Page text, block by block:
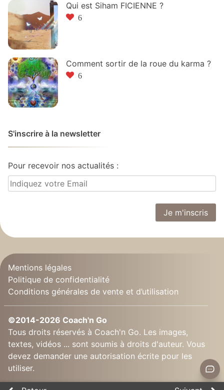
Qui est Siham FICIENNE ?
6
Comment sortir de la roue du karma ?
6
S'inscrire à la newsletter
Pour recevoir nos actualités :
Mentions légales
Politique de confidentialité
Conditions générales de vente et d’utilisation
©2014-2026 Coach'n Go
Tous droits réservés à Coach'n Go. Les images,
textes, vidéos ... sont soumis à droits d'auteur. Vous
devez demander une autorisation écrite pour les
utiliser.